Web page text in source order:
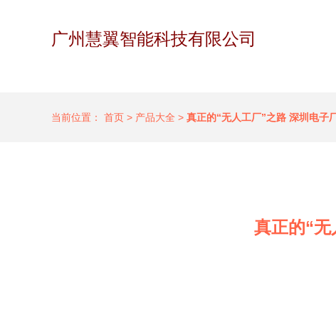
广州慧翼智能科技有限公司
当前位置： 首页 > 产品大全 > 真正的“无人工厂”之路 深圳电子
真正的“